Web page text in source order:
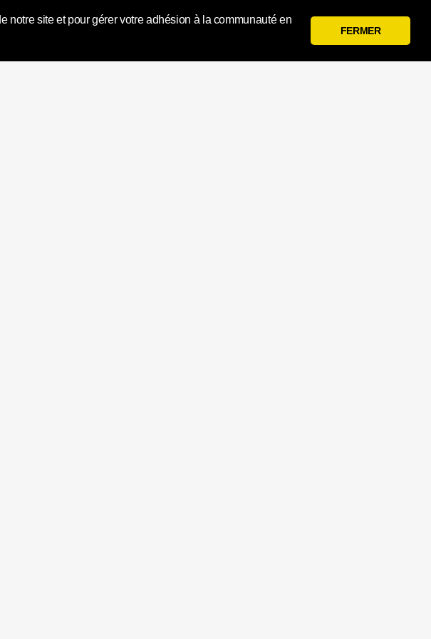
notre site et pour gérer votre adhésion à la communauté en
FERMER